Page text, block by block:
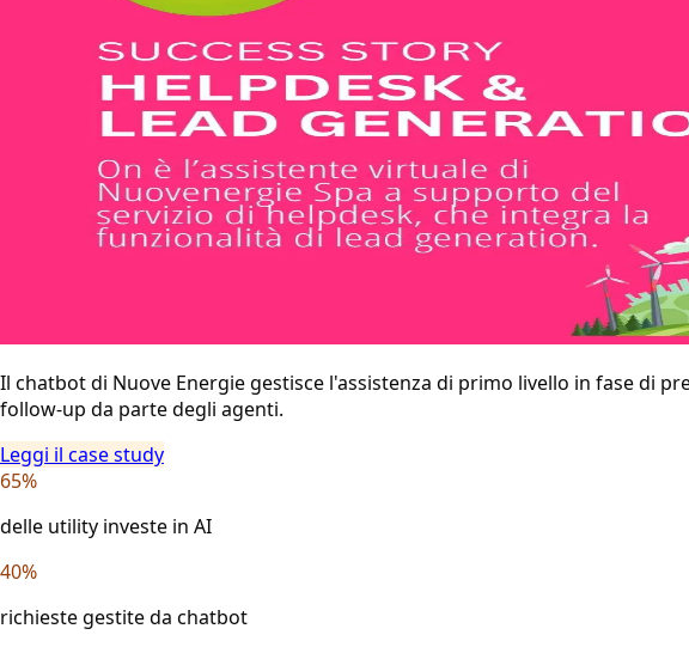
Il chatbot di Nuove Energie gestisce l'assistenza di primo livello in fase di
follow-up da parte degli agenti.
Leggi il case study
65%
delle utility investe in AI
40%
richieste gestite da chatbot